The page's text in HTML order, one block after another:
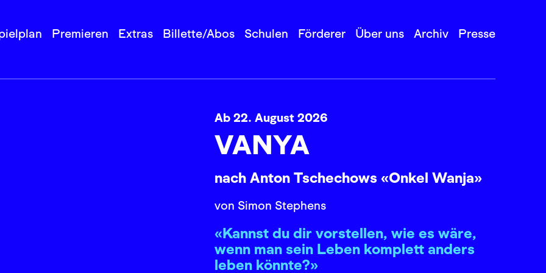
Premieren Extras Billette/Abos Schulen Förderer Über uns Archiv Presse
Ab 22. August 2026
VANYA
nach Anton Tschechows «Onkel Wanja»
von Simon Stephens
«Kannst du dir vorstellen, wie es wäre,
wenn man sein Leben komplett anders
leben könnte?»